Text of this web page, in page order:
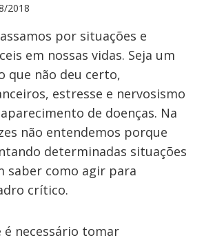
2018
por situações e
em nossas vidas. Seja um
que não deu certo,
estresse e nervosismo
de doenças. Na
não entendemos porque
determinadas situações
saber como agir para
crítico.
necessário tomar